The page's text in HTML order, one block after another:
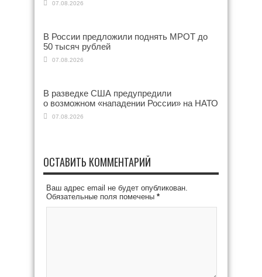
07.08.2026
В России предложили поднять МРОТ до
50 тысяч рублей
07.08.2026
В разведке США предупредили
о возможном «нападении России» на НАТО
07.08.2026
ОСТАВИТЬ КОММЕНТАРИЙ
Ваш адрес email не будет опубликован.
Обязательные поля помечены *